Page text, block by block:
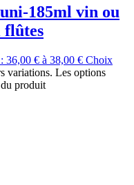
185ml vin ou
flûtes
36,00 € à 38,00 € Choix
variations. Les options
produit